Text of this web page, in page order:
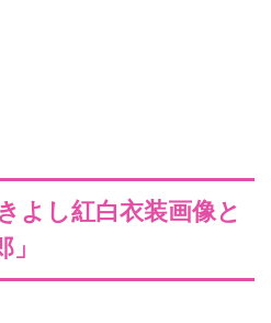
よし紅白衣装画像と